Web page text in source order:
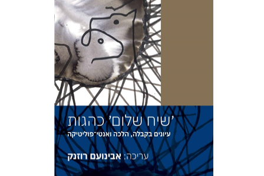
הנחת אתר ספר מודפס
$46
$41